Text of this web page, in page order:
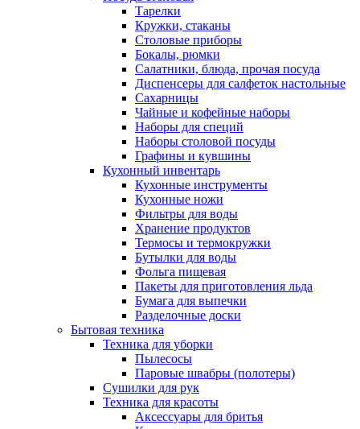
Тарелки
Кружки, стаканы
Столовые приборы
Бокалы, рюмки
Салатники, блюда, прочая посуда
Диспенсеры для салфеток настольные
Сахарницы
Чайные и кофейные наборы
Наборы для специй
Наборы столовой посуды
Графины и кувшины
Кухонный инвентарь
Кухонные инструменты
Кухонные ножи
Фильтры для воды
Хранение продуктов
Термосы и термокружки
Бутылки для воды
Фольга пищевая
Пакеты для приготовления льда
Бумага для выпечки
Разделочные доски
Бытовая техника
Техника для уборки
Пылесосы
Паровые швабры (полотеры)
Сушилки для рук
Техника для красоты
Аксессуары для бритья